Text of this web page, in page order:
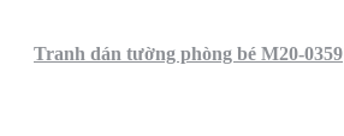
Tranh dán tường phòng bé M20-0359